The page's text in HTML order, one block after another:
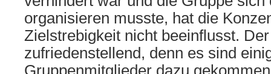
organisieren musste, hat die
Zielstrebigkeit nicht beeinflusst.
zufriedenstellend, denn es sind
Gruppenmitglieder dazu